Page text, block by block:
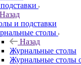
Назад
и подставки
столы
Назад
Журнальные столы
Журнальные столы